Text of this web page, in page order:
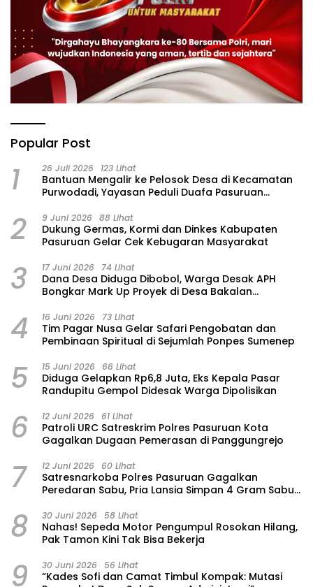
Popular Post
1 26 Juli 2026 123 Lihat
‎Bantuan Mengalir ke Pelosok Desa di Kecamatan
Purwodadi, Yayasan Peduli Duafa Pasuruan
2 9 Juni 2026 88 Lihat
Dukung Germas, Kormi dan Dinkes Kabupaten
Pasuruan Gelar Cek Kebugaran Masyarakat
3 17 Juni 2026 74 Lihat
Dana Desa Diduga Dibobol, Warga Desak APH
Bongkar Mark Up Proyek di Desa Bakalan
4 16 Juni 2026 73 Lihat
Tim Pagar Nusa Gelar Safari Pengobatan dan
Pembinaan Spiritual di Sejumlah Ponpes Sumenep
5 15 Juni 2026 66 Lihat
‎Diduga Gelapkan Rp6,8 Juta, Eks Kepala Pasar
Randupitu Gempol Didesak Warga Dipolisikan
6 12 Juni 2026 61 Lihat
Patroli URC Satreskrim Polres Pasuruan Kota
Gagalkan Dugaan Pemerasan di Panggungrejo
7 12 Juni 2026 60 Lihat
Satresnarkoba Polres Pasuruan Gagalkan
Peredaran Sabu, Pria Lansia Simpan 4 Gram Sabu
8 30 Juni 2026 58 Lihat
‎Nahas! Sepeda Motor Pengumpul Rosokan Hilang,
Pak Tamon Kini Tak Bisa Bekerja
9 30 Juni 2026 56 Lihat
“Kades Sofi dan Camat Timbul Kompak: Mutasi